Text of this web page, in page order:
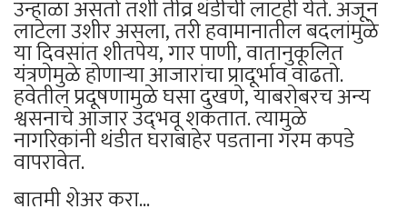
उन्हाळा असतो तशी तीव्र थंडीची लाटही येते. अजून
लाटेला उशीर असला, तरी हवामानातील बदलांमुळे
या दिवसांत शीतपेय, गार पाणी, वातानुकूलित
यंत्रणेमुळे होणाऱ्या आजारांचा प्रादूर्भाव वाढतो.
हवेतील प्रदूषणामुळे घसा दुखणे, याबरोबरच अन्य
श्वसनाचे आजार उद्‌भवू शकतात. त्यामुळे
नागरिकांनी थंडीत घराबाहेर पडताना गरम कपडे
वापरावेत.
बातमी शेअर करा...